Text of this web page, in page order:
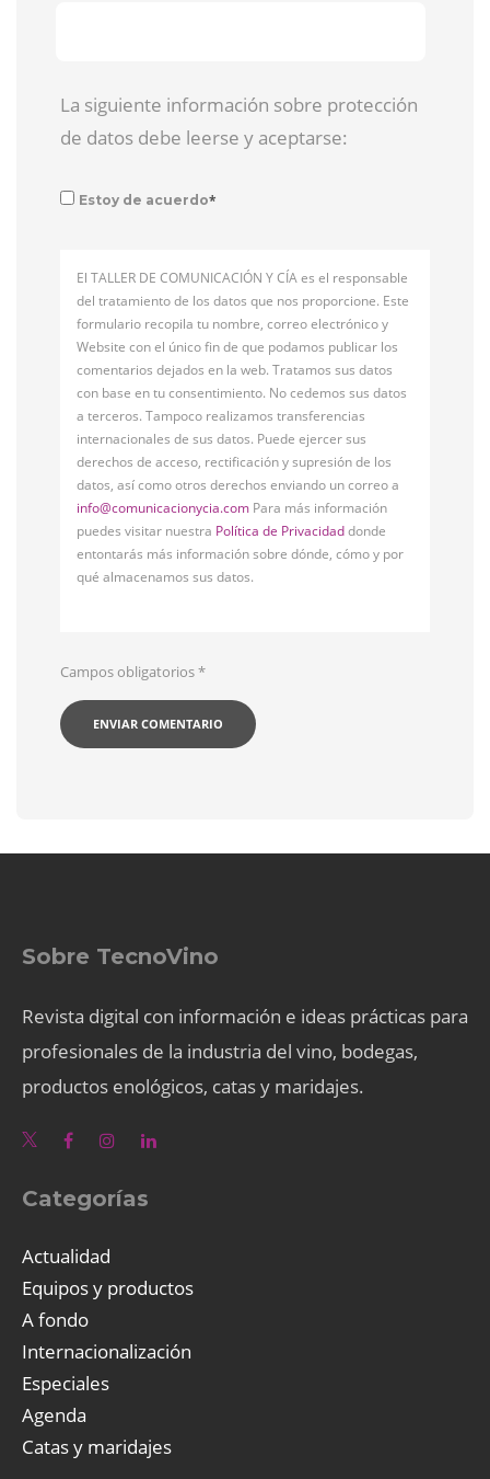
La siguiente información sobre protección
de datos debe leerse y aceptarse:
Estoy de acuerdo*
El TALLER DE COMUNICACIÓN Y CÍA es el responsable
del tratamiento de los datos que nos proporcione. Este
formulario recopila tu nombre, correo electrónico y
Website con el único fin de que podamos publicar los
comentarios dejados en la web. Tratamos sus datos
con base en tu consentimiento. No cedemos sus datos
a terceros. Tampoco realizamos transferencias
internacionales de sus datos. Puede ejercer sus
derechos de acceso, rectificación y supresión de los
datos, así como otros derechos enviando un correo a
info@comunicacionycia.com Para más información
puedes visitar nuestra Política de Privacidaddonde
entontarás más información sobre dónde, cómo y por
qué almacenamos sus datos.
Campos obligatorios*
Sobre TecnoVino
Revista digital con información e ideas prácticas para
profesionales de la industria del vino, bodegas,
productos enológicos, catas y maridajes.
Categorías
Actualidad
Equipos y productos
A fondo
Internacionalización
Especiales
Agenda
Catas y maridajes